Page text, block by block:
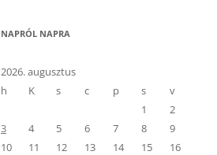
NAPRÓL NAPRA
2026. augusztus
h
K s c p s
v
1
2
3
4 5 6 7 8
9
10
11 12 13 14 15
16